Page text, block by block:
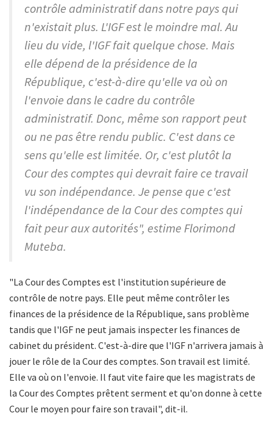
contrôle administratif dans notre pays qui
n'existait plus. L'IGF est le moindre mal. Au
lieu du vide, l'IGF fait quelque chose. Mais
elle dépend de la présidence de la
République, c'est-à-dire qu'elle va où on
l'envoie dans le cadre du contrôle
administratif. Donc, même son rapport peut
ou ne pas être rendu public. C'est dans ce
sens qu'elle est limitée. Or, c'est plutôt la
Cour des comptes qui devrait faire ce travail
vu son indépendance. Je pense que c'est
l'indépendance de la Cour des comptes qui
fait peur aux autorités", estime Florimond
Muteba.
"La Cour des Comptes est l'institution supérieure de
contrôle de notre pays. Elle peut même contrôler les
finances de la présidence de la République, sans problème
tandis que l'IGF ne peut jamais inspecter les finances de
cabinet du président. C'est-à-dire que l'IGF n'arrivera jamais à
jouer le rôle de la Cour des comptes. Son travail est limité.
Elle va où on l'envoie. Il faut vite faire que les magistrats de
la Cour des Comptes prêtent serment et qu'on donne à cette
Cour le moyen pour faire son travail", dit-il.